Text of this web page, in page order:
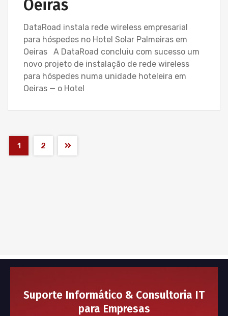
Oeiras
DataRoad instala rede wireless empresarial
para hóspedes no Hotel Solar Palmeiras em
Oeiras A DataRoad concluiu com sucesso um
novo projeto de instalação de rede wireless
para hóspedes numa unidade hoteleira em
Oeiras — o Hotel
1 2
Suporte Informático & Consultoria IT
para Empresas